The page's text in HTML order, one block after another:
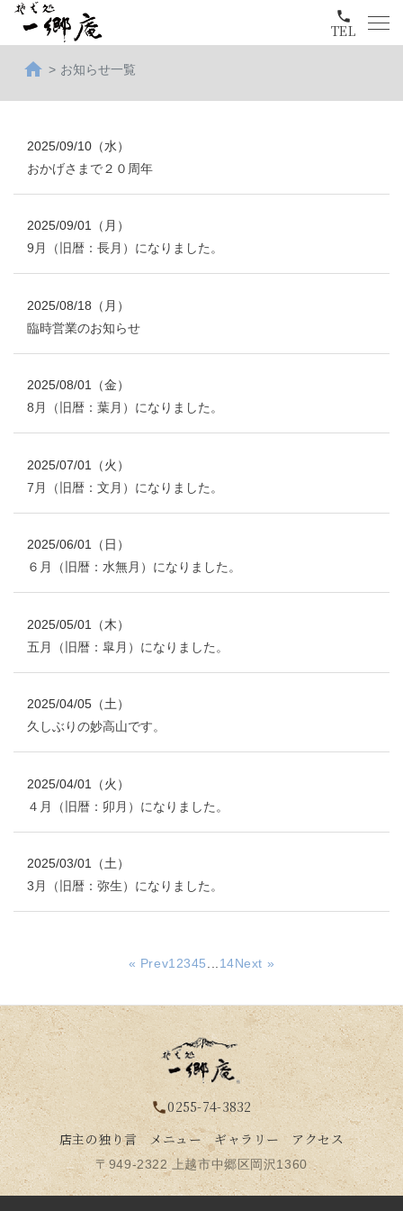
phone
TEL
home お知らせ一覧
2025/09/10（水）
おかげさまで２０周年
2025/09/01（月）
9月（旧暦：長月）になりました。
2025/08/18（月）
臨時営業のお知らせ
2025/08/01（金）
8月（旧暦：葉月）になりました。
2025/07/01（火）
7月（旧暦：文月）になりました。
2025/06/01（日）
６月（旧暦：水無月）になりました。
2025/05/01（木）
五月（旧暦：皐月）になりました。
2025/04/05（土）
久しぶりの妙高山です。
2025/04/01（火）
４月（旧暦：卯月）になりました。
2025/03/01（土）
3月（旧暦：弥生）になりました。
« Prev1 2345 14Next »
phone0255-74-3832
店主の独り言
メニュー ギャラリー アクセス
〒949-2322 上越市中郷区岡沢1360